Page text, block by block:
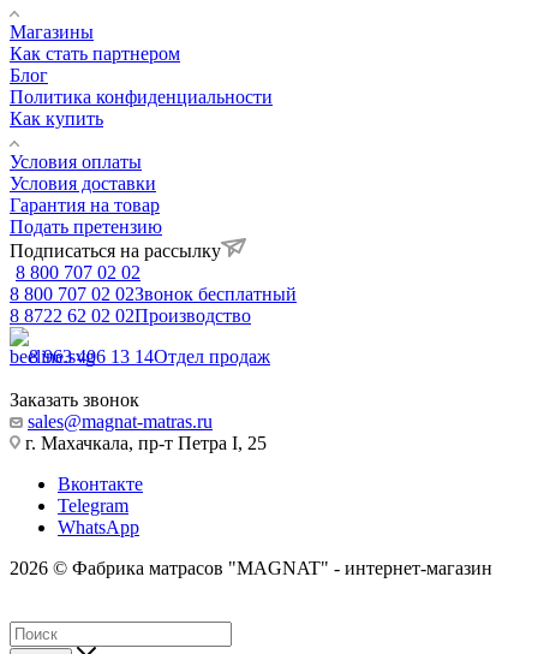
Магазины
Как стать партнером
Блог
Политика конфиденциальности
Как купить
Условия оплаты
Условия доставки
Гарантия на товар
Подать претензию
Подписаться на рассылку
8 800 707 02 02
8 800 707 02 02Звонок бесплатный
8 8722 62 02 02Производство
8 963 406 13 14Отдел продаж
Заказать звонок
sales@magnat-matras.ru
г. Махачкала, пр-т Петра I, 25
Вконтакте
Telegram
WhatsApp
2026 © Фабрика матрасов "MAGNAT" - интернет-магазин